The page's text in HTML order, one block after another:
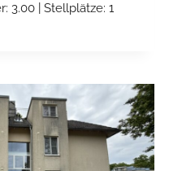
3.00 | Stellplätze: 1